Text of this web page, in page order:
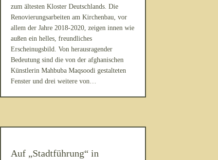
zum ältesten Kloster Deutschlands. Die
Renovierungsarbeiten am Kirchenbau, vor
allem der Jahre 2018-2020, zeigen innen wie
außen ein helles, freundliches
Erscheinugsbild. Von herausragender
Bedeutung sind die von der afghanischen
Künstlerin Mahbuba Maqsoodi gestalteten
Fenster und drei weitere von…
Auf „Stadtführung“ in